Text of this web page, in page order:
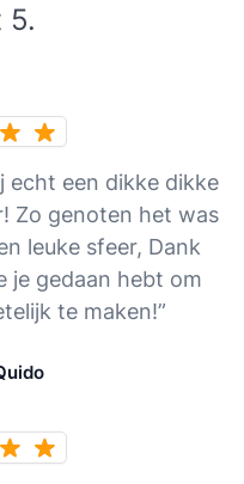
5.
echt een dikke dikke
Zo genoten het was
leuke sfeer, Dank
je gedaan hebt om
te maken!”